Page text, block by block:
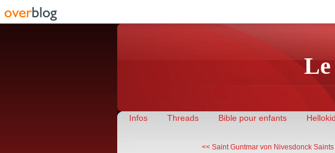
Le
Infos Threads Bible pour enfants
<< Saint Guntmar von Nivesdonck